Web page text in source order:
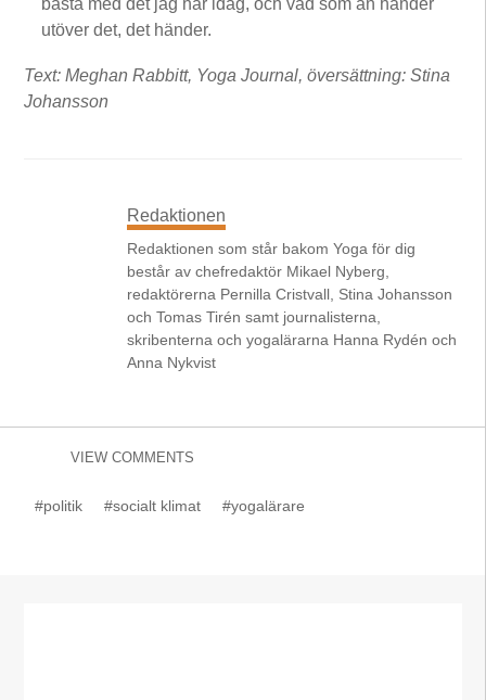
utöver det, det händer.
Text: Meghan Rabbitt, Yoga Journal, översättning: Stina
Johansson
Redaktionen
Redaktionen som står bakom Yoga för dig
består av chefredaktör Mikael Nyberg,
redaktörerna Pernilla Cristvall, Stina Johansson
och Tomas Tirén samt journalisterna,
skribenterna och yogalärarna Hanna Rydén och
Anna Nykvist
VIEW COMMENTS
#politik #socialt klimat #yogalärare